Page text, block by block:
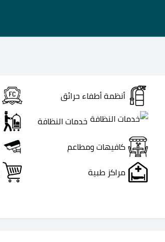
أنظمة أطفاء حرائق
خدمات النظافة
كافيهات ومطاعم
مراكز طبية